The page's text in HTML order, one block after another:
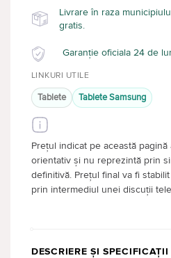
Livrare în raza
gratis.
Garanție oficiala 24 de
LINKURI UTILE
Tablete Tablete Samsung
Prețul indicat pe această
orientativ și nu reprezintă prin
definitivă. Prețul final va fi
prin intermediul unei discuții
DESCRIERE ȘI SPECIFICAȚII